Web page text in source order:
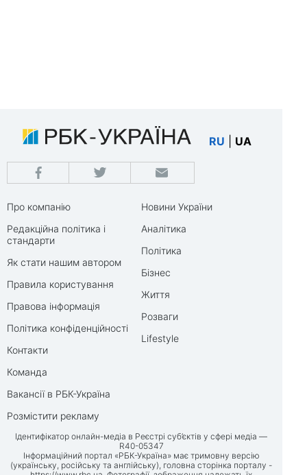
RU UA
Про компанію
Редакційна політика і
стандарти
Як стати нашим автором
Правила користування
Правова інформація
Політика конфіденційності
Контакти
Команда
Вакансії в РБК-Україна
Розмістити рекламу
Новини України
Аналітика
Політика
Бізнес
Життя
Розваги
Lifestyle
Ідентифікатор онлайн-медіа в Реєстрі суб’єктів у сфері медіа —
R40-05347
Інформаційний портал «РБК-Україна» має тримовну версію
(українську, російську та англійську), головна сторінка порталу -